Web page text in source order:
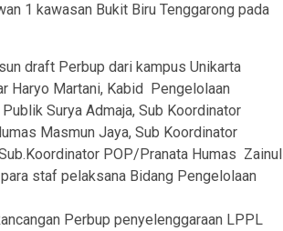
1 kawasan Bukit Biru Tenggarong pada
draft Perbup dari kampus Unikarta
Haryo Martani, Kabid Pengelolaan
Surya Admaja, Sub Koordinator
Masmun Jaya, Sub Koordinator
POP/Pranata Humas Zainul
staf pelaksana Bidang Pengelolaan
Perbup penyelenggaraan LPPL